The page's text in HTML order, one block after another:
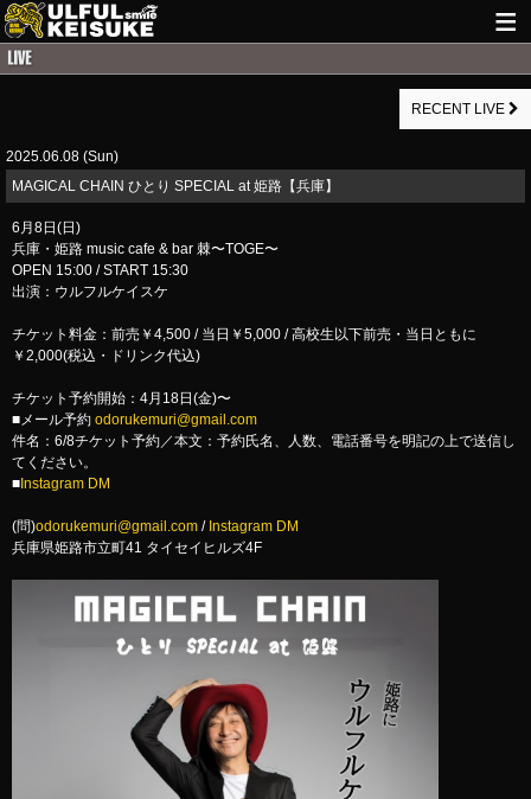
GUITAR WORKS
ITEM
RECENT LIVE
2025.06.08 (Sun)
MAGICAL CHAIN ひとり SPECIAL at 姫路【兵庫】
6月8日(日)
兵庫・姫路 music cafe & bar 棘〜TOGE〜
OPEN 15:00 / START 15:30
出演：ウルフルケイスケ
チケット料金：前売￥4,500 / 当日￥5,000 / 高校生以下前売・当日ともに
￥2,000(税込・ドリンク代込)
チケット予約開始：4月18日(金)〜
■メール予約 odorukemuri@gmail.com
件名：6/8チケット予約／本文：予約氏名、人数、電話番号を明記の上で送信し
てください。
■ Instagram DM
(問)odorukemuri@gmail.com / Instagram DM
兵庫県姫路市立町41 タイセイヒルズ4F